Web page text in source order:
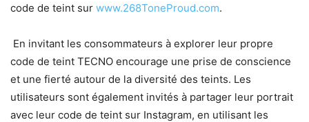
code de teint sur www.268ToneProud.com.
En invitant les consommateurs à explorer leur propre
code de teint TECNO encourage une prise de conscience
et une fierté autour de la diversité des teints. Les
utilisateurs sont également invités à partager leur portrait
avec leur code de teint sur Instagram, en utilisant les